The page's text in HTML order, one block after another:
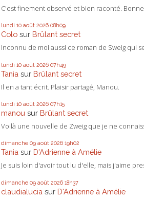
C'est finement observé et bien raconté.
lundi 10 août 2026 08h09
Colo sur Brûlant secret
Inconnu de moi aussi ce roman de Sweig qui
lundi 10 août 2026 07h49
Tania sur Brûlant secret
Il en a tant écrit. Plaisir partagé, Manou.
lundi 10 août 2026 07h15
manou sur Brûlant secret
Voilà une nouvelle de Zweig que je ne
dimanche 09 août 2026 19h02
Tania sur D'Adrienne à Amélie
Je suis loin d'avoir tout lu d'elle, mais j'aime
dimanche 09 août 2026 18h37
claudialucia sur D'Adrienne à Amélie